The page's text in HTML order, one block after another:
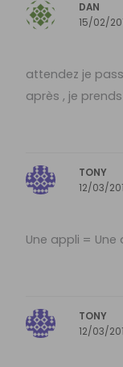
DAN
15/02/
attendez je
après , je
TONY
12/03/
Une appli =
TONY
12/03/